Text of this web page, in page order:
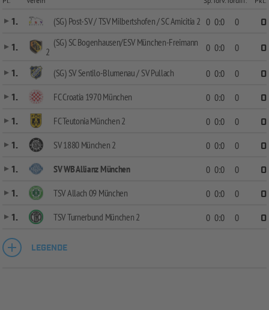
1. (SG) Post-SV / TSV Milbertshofen / SC Amicitia 2 0 0:0 0
0
1.
(SG) SC Bogenhausen/ESV München-Freimann
2
0 0:0 0
0
1.
(SG) SV Sentilo-Blumenau / SV Pullach 0 0:0 0
0
1.
FC Croatia 1970 München 0 0:0 0
0
1.
FC Teutonia München 2 0 0:0 0
0
1.
SV 1880 München 2 0 0:0 0
0
1.
SV WB Allianz München 0 0:0 0
0
1.
TSV Allach 09 München 0 0:0 0
0
1.
TSV Turnerbund München 2 0 0:0 0 0
LEGENDE